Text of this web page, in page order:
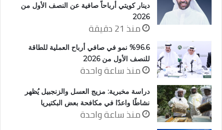
دينار كويتي أرباحاً صافية عن النصف الأول من
2026
منذ 21 دقيقة
%96.6 نمو في صافي أرباح العملية للطاقة
للنصف الأول من 2026
منذ ساعة واحدة
دراسة مخبرية: مزيج العسل والزنجبيل يُظهر
نشاطًا واعدًا في مكافحة بعض البكتيريا
منذ ساعة واحدة